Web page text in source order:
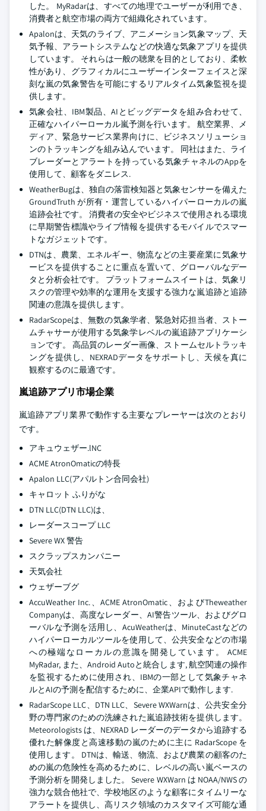
した。 MyRadarは、すべての地理でユーザーが利用でき、
消費者と航空市場の両方で組織化されています。
Apalonは、天気のライブ、アニメーション気象マップ、天
気予報、アラートシステムなどの快適な気象アプリを提供
しています。 それらは一般の聴衆を目的としており、柔軟
性があり、グラフィカルにユーザーインターフェイスと深
刻な嵐の気象警告を可能にするリアルタイム気象監視を提
供します。
気象会社、IBM製品、AIとビッグデータを組み合わせて、
正確なハイパーローカル嵐予測を行います。 航空業界、メ
ディア、緊急サービス業界向けに、ビジネスソリューショ
ンのトラッキングを組み込んでいます。 同社はまた、ライ
ブレーダーとアラートを持っている気象チャネルのAppを
使用して、顧客をダニレス.
WeatherBugは、独自の落雷検知器と気象センサーを備えた
GroundTruth が所有・運営しているハイパーローカルの嵐
追跡会社です。 消費者の安全やビジネスで使用される環境
に早期警告標識やライブ情報を提供するモバイルでスマー
トなガジェットです。
DTNは、農業、エネルギー、物流などの主要産業に気象サ
ービスを提供することに重点を置いて、グローバルなデー
タと分析会社です。 プラットフォームスイートは、気象リ
スクの管理や効率的な運用を支援する強力な嵐追跡と追跡
関連の意識を提供します。
RadarScopeは、無数の気象学者、緊急対応担当者、ストー
ムチャサーが使用する気象学レベルの嵐追跡アプリケーシ
ョンです。 高品質のレーダー画像、ストームセルトラッキ
ングを提供し、NEXRADデータをサポートし、天候を真に
観察するのに最適です。
嵐追跡アプリ市場企業
嵐追跡アプリ業界で動作する主要なプレーヤーは次のとおり
です。
アキュウェザー.lNC
ACME AtronOmaticの特長
Apalon LLC(アパルトン合同会社)
キャロット ふりがな
DTN LLC(DTN LLC)は、
レーダースコープ LLC
Severe WX 警告
スクラップスカンパニー
天気会社
ウェザーブグ
AccuWeather Inc.、ACME AtronOmatic、およびTheweather
Companyは、高度なレーダー、AI警告ツール、およびグロ
ーバルな予測を活用し、AcuWeatherは、MinuteCastなどの
ハイパーローカルツールを使用して、公共安全などの市場
への極端なローカルの意識を開発しています。 ACME
MyRadar, また、Android Autoと統合します, 航空関連の操作
を監視するために使用され、IBMの一部として気象チャネ
ルとAIの予測を配信するために、企業APIで動作します.
RadarScope LLC、DTN LLC、Severe WXWarnは、公共安全分
野の専門家のための洗練された嵐追跡技術を提供します。
Meteorologists は、NEXRAD レーダーのデータから追跡する
優れた解像度と高速移動の嵐のために主に RadarScope を
使用します。 DTNは、輸送、物流、および農業の顧客のた
めの嵐の危険性を高めるために、レベルの高い嵐ベースの
予測分析を開発しました。 Severe WXWarn は NOAA/NWS の
強力な競合他社で、学校地区のような顧客にタイムリーな
アラートを提供し、高リスク領域のカスタマイズ可能な通